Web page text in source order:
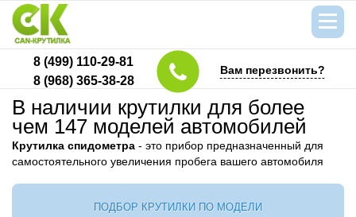
8 (499) 110-29-81
8 (968) 365-38-28
Вам перезвонить?
В наличии крутилки для более
чем 147 моделей автомобилей
Крутилка спидометра - это прибор предназначенный для
самостоятельного увеличения пробега вашего автомобиля
ПОДБОР КРУТИЛКИ ПО МОДЕЛИ